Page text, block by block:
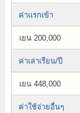
ค่าแรกเข้า
เยน 200,000
ค่าเล่าเรียน/ปี
เยน 448,000
ค่าใช้จ่ายอื่นๆ